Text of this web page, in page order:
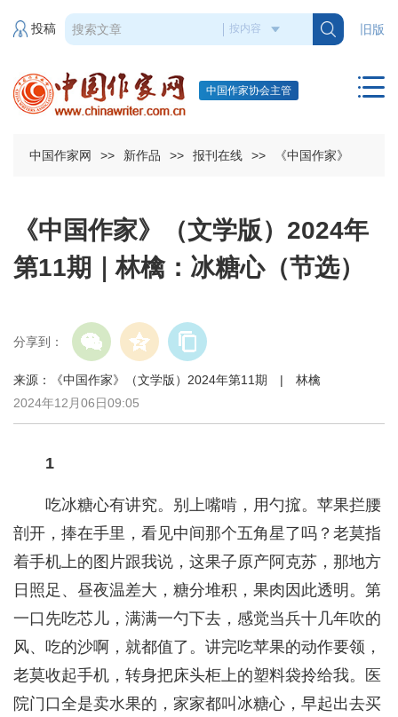
旧版
投稿
中国作家协会主管
中国作家网 >> 新作品 >> 报刊在线 >> 《中国作家》
《中国作家》（文学版）2024年
第11期｜林檎：冰糖心（节选）
分享到：
来源：《中国作家》（文学版）2024年第11期 | 林檎
2024年12月06日09:05
1
吃冰糖心有讲究。别上嘴啃，用勺搲。苹果拦腰
剖开，捧在手里，看见中间那个五角星了吗？老莫指
着手机上的图片跟我说，这果子原产阿克苏，那地方
日照足、昼夜温差大，糖分堆积，果肉因此透明。第
一口先吃芯儿，满满一勺下去，感觉当兵十几年吹的
风、吃的沙啊，就都值了。讲完吃苹果的动作要领，
老莫收起手机，转身把床头柜上的塑料袋拎给我。医
院门口全是卖水果的，家家都叫冰糖心，早起出去买